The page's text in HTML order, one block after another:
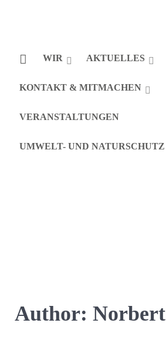
WIR AKTUELLES
KONTAKT & MITMACHEN
VERANSTALTUNGEN
UMWELT- UND NATURSCHUTZ
Author: Norbert